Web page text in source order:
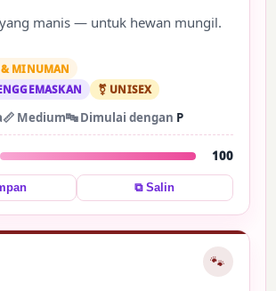
manis — untuk hewan mungil.
MINUMAN
⚧ UNISEX
📏 Medium🔤 Dimulai dengan P
100
⧉ Salin
🐾